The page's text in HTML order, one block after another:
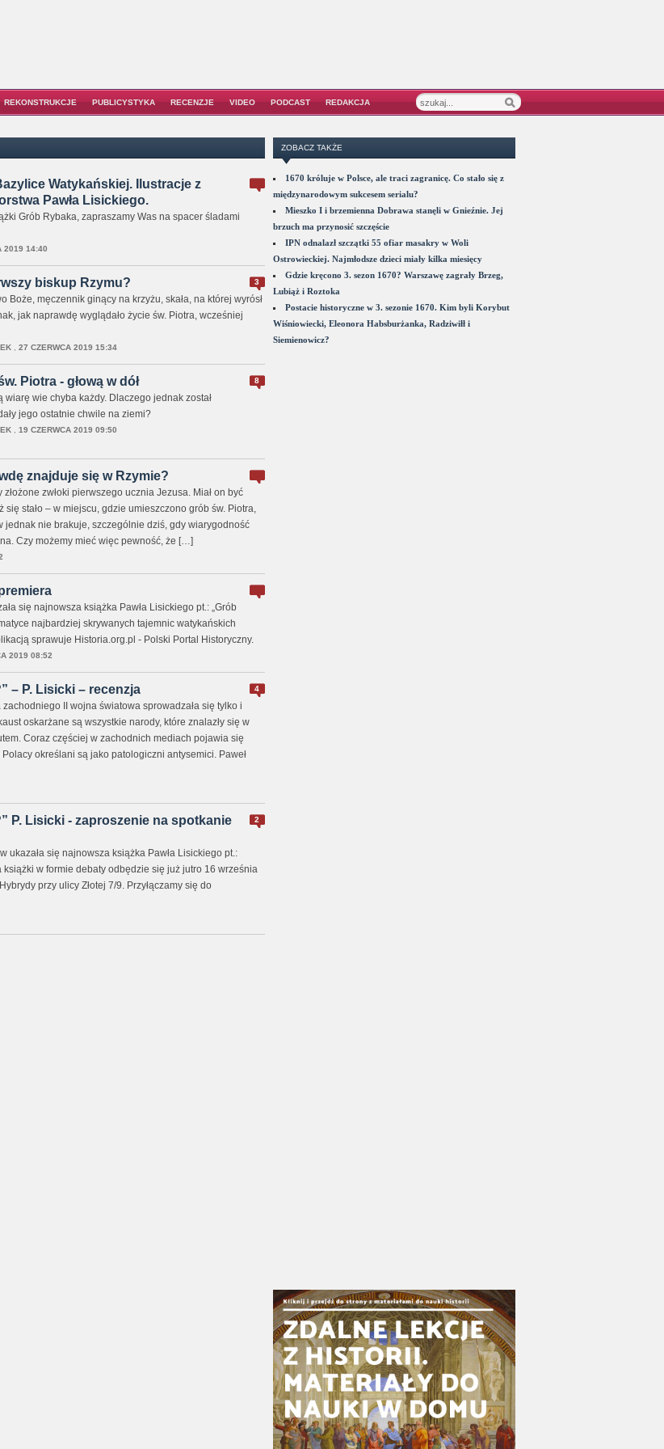
REKONSTRUKCJE PUBLICYSTYKA RECENZJE VIDEO PODCAST REDAKCJA
Watykańskiej. Ilustracje z
Pawła Lisickiego.
Grób Rybaka, zapraszamy Was na spacer śladami
2019 14:40
3
biskup Rzymu?
Boże, męczennik ginący na krzyżu, skała, na której wyrósł
jak naprawdę wyglądało życie św. Piotra, wcześniej
, 27 CZERWCA 2019 15:34
8
Piotra - głową w dół
wiarę wie chyba każdy. Dlaczego jednak został
jego ostatnie chwile na ziemi?
, 19 CZERWCA 2019 09:50
znajduje się w Rzymie?
zwłoki pierwszego ucznia Jezusa. Miał on być
się stało – w miejscu, gdzie umieszczono grób św. Piotra,
jednak nie brakuje, szczególnie dziś, gdy wiarygodność
Czy możemy mieć więc pewność, że […]
się najnowsza książka Pawła Lisickiego pt.: „Grób
najbardziej skrywanych tajemnic watykańskich
sprawuje Historia.org.pl - Polski Portal Historyczny.
2019 08:52
4
– P. Lisicki – recenzja
II wojna światowa sprowadzała się tylko i
oskarżane są wszystkie narody, które znalazły się w
Coraz częściej w zachodnich mediach pojawia się
określani są jako patologiczni antysemici. Paweł
2
P. Lisicki - zaproszenie na spotkanie
ukazała się najnowsza książka Pawła Lisickiego pt.:
książki w formie debaty odbędzie się już jutro 16 września
przy ulicy Złotej 7/9. Przyłączamy się do
ZOBACZ TAKŻE
1670 króluje w Polsce, ale traci zagranicę. Co stało się z
międzynarodowym sukcesem serialu?
Mieszko I i brzemienna Dobrawa stanęli w Gnieźnie. Jej
brzuch ma przynosić szczęście
IPN odnalazł szczątki 55 ofiar masakry w Woli
Ostrowieckiej. Najmłodsze dzieci miały kilka miesięcy
Gdzie kręcono 3. sezon 1670? Warszawę zagrały Brzeg,
Lubiąż i Roztoka
Postacie historyczne w 3. sezonie 1670. Kim byli Korybut
Wiśniowiecki, Eleonora Habsburżanka, Radziwiłł i
Siemienowicz?